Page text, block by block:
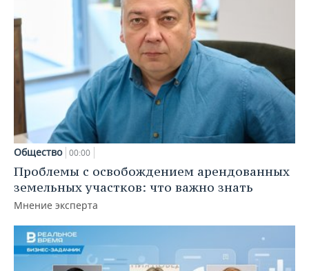
Общество 00:00
Проблемы с освобождением арендованных
земельных участков: что важно знать
Мнение эксперта